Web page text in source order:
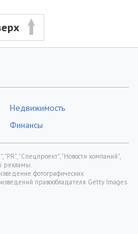
Недвижимость
Финансы
"Спецпроект", "Новости компаний",
рекламы.
фотографических
правообладателя Getty Images